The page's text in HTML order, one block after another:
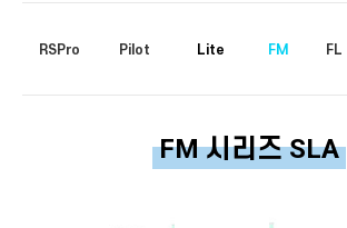
RSPro Pilot Lite FM FL
FM 시리즈 SLA